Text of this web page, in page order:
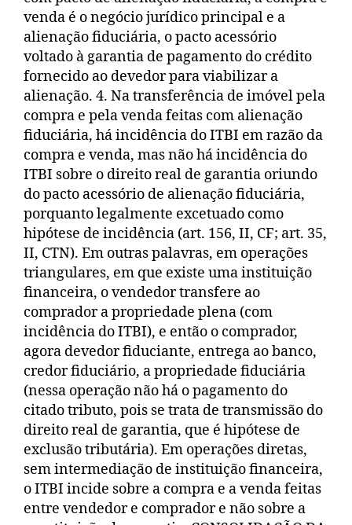
venda é o negócio jurídico principal e a
alienação fiduciária, o pacto acessório
voltado à garantia de pagamento do crédito
fornecido ao devedor para viabilizar a
alienação. 4. Na transferência de imóvel pela
compra e pela venda feitas com alienação
fiduciária, há incidência do ITBI em razão da
compra e venda, mas não há incidência do
ITBI sobre o direito real de garantia oriundo
do pacto acessório de alienação fiduciária,
porquanto legalmente excetuado como
hipótese de incidência (art. 156, II, CF; art. 35,
II, CTN). Em outras palavras, em operações
triangulares, em que existe uma instituição
financeira, o vendedor transfere ao
comprador a propriedade plena (com
incidência do ITBI), e então o comprador,
agora devedor fiduciante, entrega ao banco,
credor fiduciário, a propriedade fiduciária
(nessa operação não há o pagamento do
citado tributo, pois se trata de transmissão do
direito real de garantia, que é hipótese de
exclusão tributária). Em operações diretas,
sem intermediação de instituição financeira,
o ITBI incide sobre a compra e a venda feitas
entre vendedor e comprador e não sobre a